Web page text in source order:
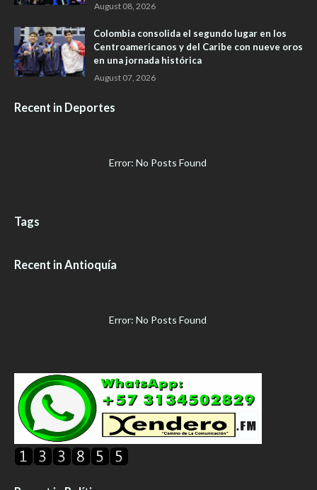
August 08, 2026
Colombia consolida el segundo lugar en los
Centroamericanos y del Caribe con nueve oros
en una jornada histórica
August 07, 2026
Recent in Deportes
Error: No Posts Found
Tags
Recent in Antioquía
Error: No Posts Found